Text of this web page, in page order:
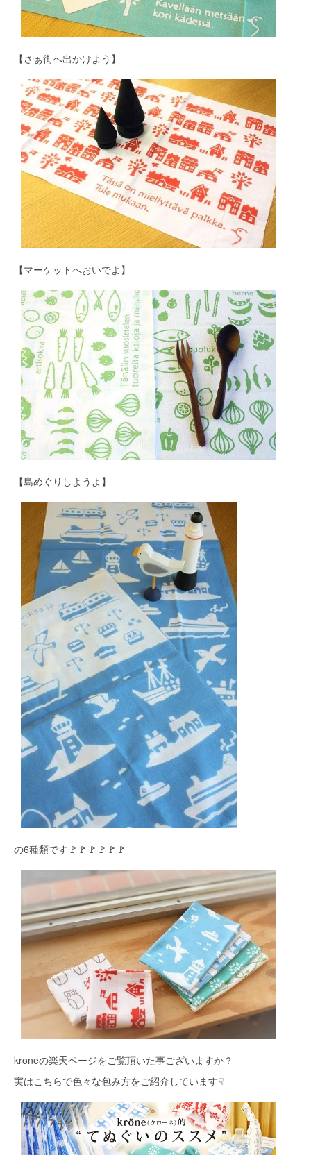
【さぁ街へ出かけよう】
【マーケットへおいでよ】
【島めぐりしようよ】
の6種類です🚩🚩🚩🚩🚩🚩
kroneの楽天ページをご覧頂いた事ございますか？
実はこちらで色々な包み方をご紹介しています☟